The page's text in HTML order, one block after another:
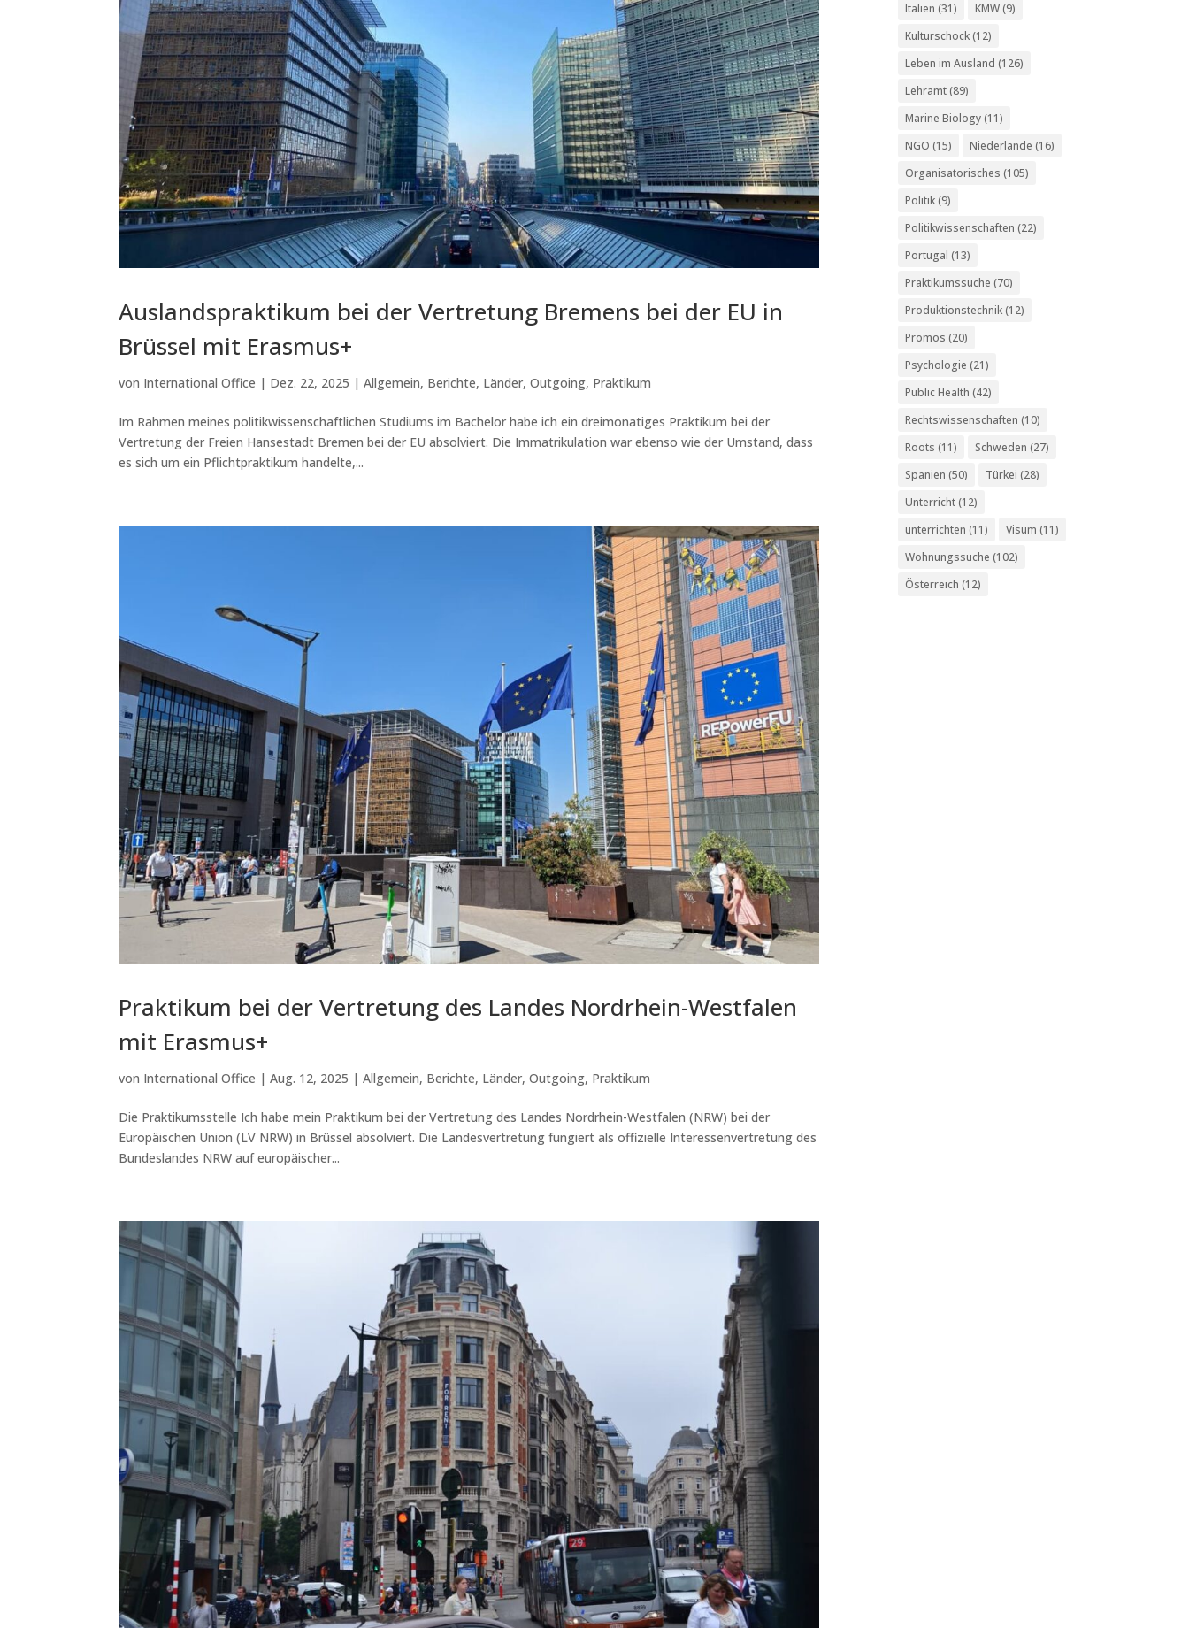
Auslandspraktikum bei der Vertretung Bremens bei der EU in
Brüssel mit Erasmus+
von International Office | Dez. 22, 2025 |Allgemein, Berichte, Länder,Outgoing, Praktikum
Im Rahmen meines politikwissenschaftlichen Studiums im Bachelor habe ich ein dreimonatiges Praktikum bei der
Vertretung der Freien Hansestadt Bremen bei der EU absolviert. Die Immatrikulation war ebenso wie der Umstand, dass
es sich um ein Pflichtpraktikum handelte,...
Praktikum bei der Vertretung des Landes Nordrhein-Westfalen
mit Erasmus+
von International Office |Aug. 12, 2025 |Allgemein, Berichte, Länder,Outgoing, Praktikum
Die Praktikumsstelle Ich habe mein Praktikum bei der Vertretung des Landes Nordrhein-Westfalen (NRW) bei der
Europäischen Union (LV NRW) in Brüssel absolviert. Die Landesvertretung fungiert als offizielle Interessenvertretung des
Bundeslandes NRW auf europäischer...
Italien (31) KMW (9)
Kulturschock (12)
Leben im Ausland (126)
Lehramt (89)
Marine Biology (11)
NGO (15) Niederlande (16)
Organisatorisches (105)
Politik (9)
Politikwissenschaften (22)
Portugal (13)
Praktikumssuche (70)
Produktionstechnik (12)
Promos (20)
Psychologie (21)
Public Health (42)
Rechtswissenschaften (10)
Roots (11) Schweden (27)
Spanien (50) Türkei (28)
Unterricht (12)
unterrichten (11) Visum (11)
Wohnungssuche (102)
Österreich (12)